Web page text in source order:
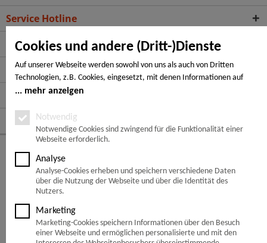
Cookies und andere (Dritt-)Dienste
Auf unserer Webseite werden sowohl von uns als auch von Dritten
Technologien, z.B. Cookies, eingesetzt, mit denen Informationen auf
Ihrem Endgerät gespeichert und/oder von Ihrem Endgerät abgerufen
Notwendige Cookies, Analyse-, Marketing- und Statistik-Cookies. Bei den
notwendigen Cookies handelt es sich um solche, die technisch notwendig
sind, um den von Ihnen gewünschten Dienst bereitzustellen, die übrigen
Cookies werden nur auf Grund einer von Ihnen erteilten Einwilligung
gesetzt. Die Einwilligung ist freiwillig. Personen, die das 16. Lebensjahr
noch nicht vollendet haben, benötigen die Zustimmung der
Sorgeberechtigten. Sie können Ihre Entscheidung jederzeit mit Wirkung
für die Zukunft widerrufen. Rufen Sie dazu lediglich den Cookie-Banner
erneut auf und ändern Sie Ihre Einstellungen entsprechend ab. Im
Rahmen Ihres Besuchs unserer Webseite können möglicherweise auch
noch andere Informationen wie bspw. Ihre IP-Adresse übermittelt und
mehr anzeigen
Notwendig
Notwendige Cookies sind zwingend für die Funktionalität einer
Webseite erforderlich.
Analyse
Analyse-Cookies erheben und speichern verschiedene Daten
über die Nutzung der Webseite und über die Identität des
Nutzers.
Marketing
Marketing-Cookies speichern Informationen über den Besuch
einer Webseite und ermöglichen personalisierte und mit den
Service Hotline
Service
Informationen
Zahlungsarten
Folge uns auf:
© Copyright 2026 -
Flügge Holz, Ihr Holzhandel - Beratung & Verkauf inPeine
Verwaltung in Burgdorf, Versand bundesweit!